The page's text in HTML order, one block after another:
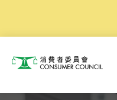
消费者委员会